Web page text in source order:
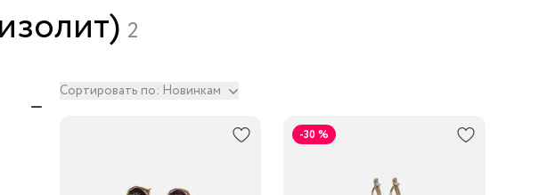
2
Сортировать по: Новинкам
-30 %